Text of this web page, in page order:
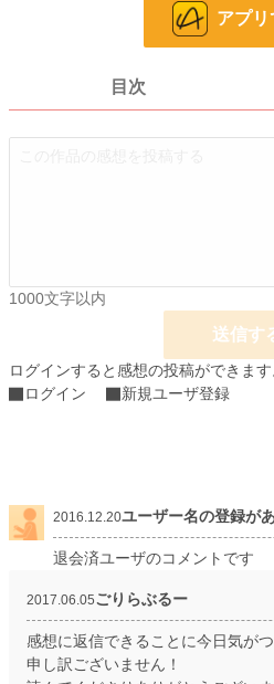
2016.12.17 13:13
累計ポイント 2,023 pt (5,196 位)
アプ
目次
1000文字以内
送信す
ログインすると感想の投稿ができます
ログイン
新規ユーザ登録
2016.12.20ユーザー名の登録が
退会済ユーザのコメントです
2017.06.05ごりらぶるー
感想に返信できることに今日気がつ
申し訳ございません！